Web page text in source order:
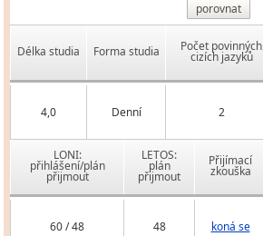
porovnat
Délka studia Forma studia Počet povinných
cizích jazyků
4,0 Denní 2
LONI:
přihlášení/plán
přijmout
LETOS:
plán
přijmout
Přijímací
zkouška
60 / 48 48 koná se